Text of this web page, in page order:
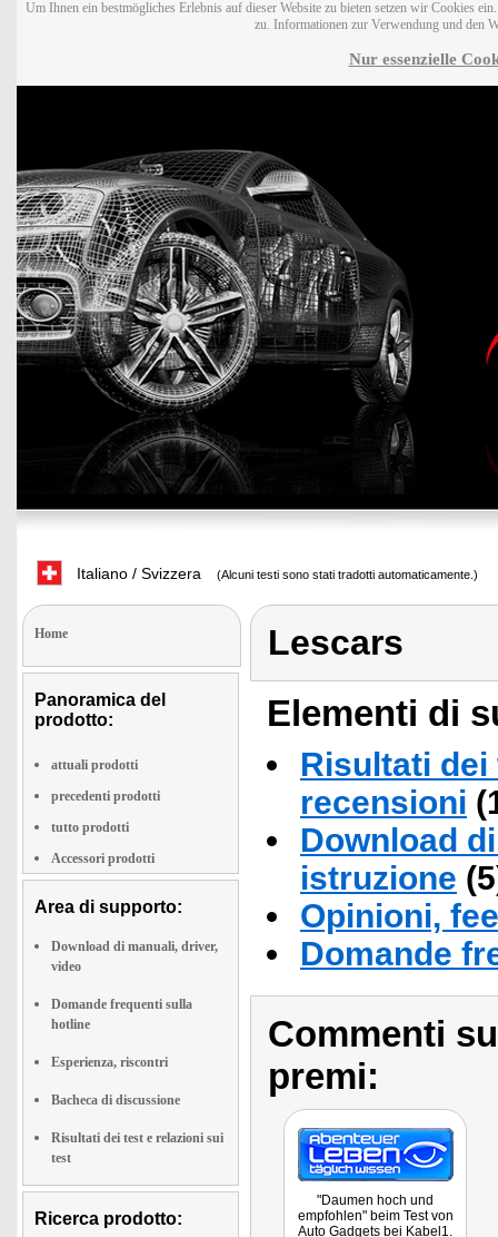
Um Ihnen ein bestmögliches Erlebnis auf dieser Website zu bieten setzen wir Cookies
zu. Informationen zur Verwendung und den
Nur essenzielle
Italiano / Svizzera (Alcuni testi sono stati tradotti automaticamente.)
Home
Panoramica del
prodotto:
attuali prodotti
precedenti prodotti
tutto prodotti
Accessori prodotti
Area di supporto:
Download di manuali, driver,
video
Domande frequenti sulla
hotline
Esperienza, riscontri
Bacheca di discussione
Risultati dei test e relazioni sui
test
Ricerca prodotto:
Lescars
Elementi di
Risultati
recensioni
Download
istruzione
Opinioni,
Domande
Commenti
premi:
"Daumen hoch und
empfohlen" beim Test von
Auto Gadgets bei Kabel1.